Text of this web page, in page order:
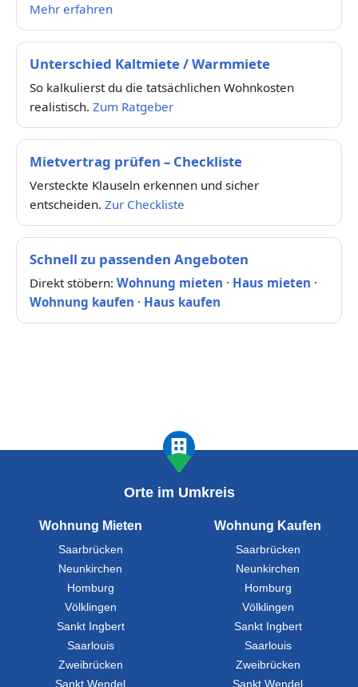
Mehr erfahren
Unterschied Kaltmiete / Warmmiete
So kalkulierst du die tatsächlichen Wohnkosten
realistisch. Zum Ratgeber
Mietvertrag prüfen – Checkliste
Versteckte Klauseln erkennen und sicher
entscheiden. Zur Checkliste
Schnell zu passenden Angeboten
Direkt stöbern: Wohnung mieten · Haus mieten ·
Wohnung kaufen · Haus kaufen
Orte im Umkreis
Wohnung Mieten
Saarbrücken
Neunkirchen
Homburg
Völklingen
Sankt Ingbert
Saarlouis
Zweibrücken
Sankt Wendel
Wohnung Kaufen
Saarbrücken
Neunkirchen
Homburg
Völklingen
Sankt Ingbert
Saarlouis
Zweibrücken
Sankt Wendel